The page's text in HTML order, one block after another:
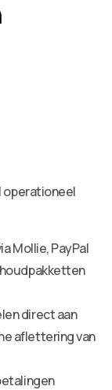
operationeel
Mollie, PayPal
direct aan
aflettering van